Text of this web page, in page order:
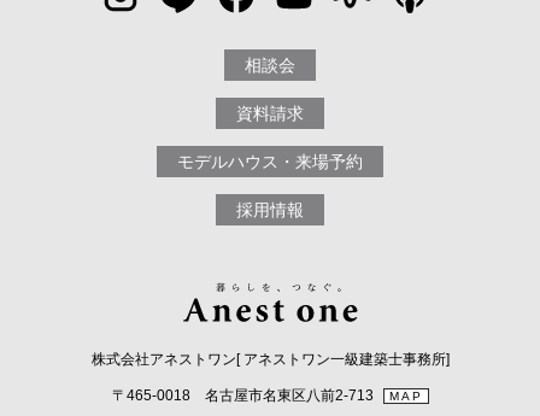
相談会
資料請求
モデルハウス・来場予約
採用情報
株式会社アネストワン[ アネストワン一級建築士事務所]
〒465-0018 名古屋市名東区八前2-713 MAP